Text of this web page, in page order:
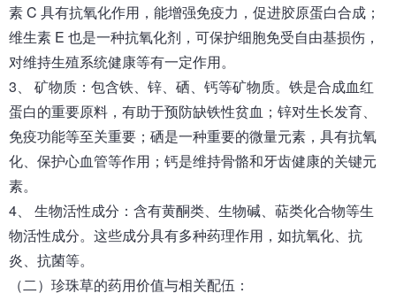
素 C 具有抗氧化作用，能增强免疫力，促进胶原蛋白合成；
维生素 E 也是一种抗氧化剂，可保护细胞免受自由基损伤，
对维持生殖系统健康等有一定作用。
3、 矿物质：包含铁、锌、硒、钙等矿物质。铁是合成血红
蛋白的重要原料，有助于预防缺铁性贫血；锌对生长发育、
免疫功能等至关重要；硒是一种重要的微量元素，具有抗氧
化、保护心血管等作用；钙是维持骨骼和牙齿健康的关键元
素。
4、 生物活性成分：含有黄酮类、生物碱、萜类化合物等生
物活性成分。这些成分具有多种药理作用，如抗氧化、抗
炎、抗菌等。
（二）珍珠草的药用价值与相关配伍：